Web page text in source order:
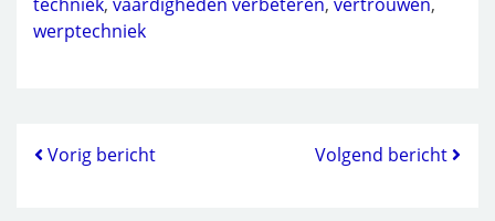
werptechniek
Vorig bericht Volgend bericht